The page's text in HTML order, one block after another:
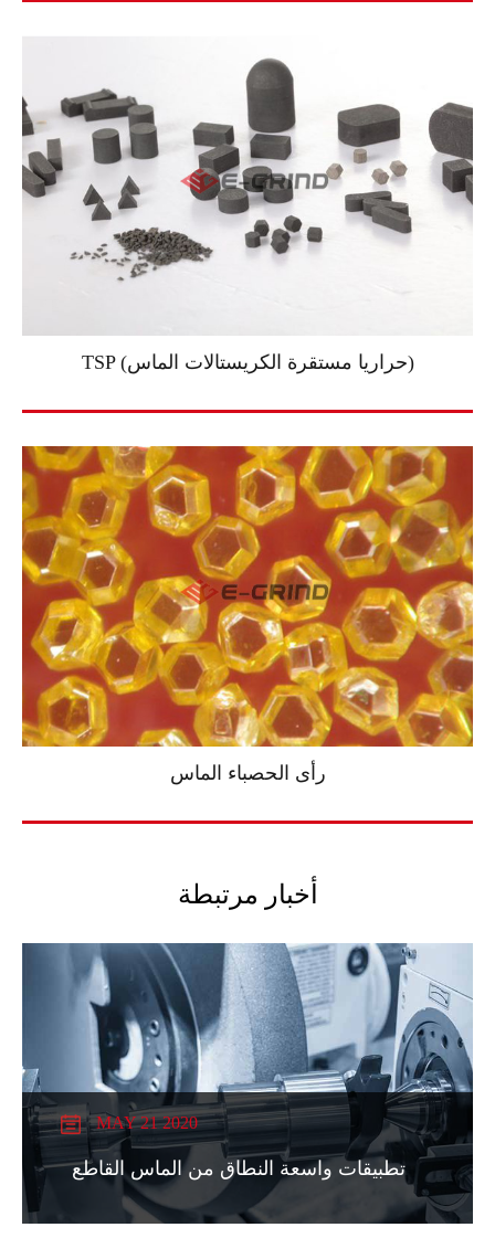
TSP (حراريا مستقرة الكريستالات الماس)
رأى الحصباء الماس
أخبار مرتبطة
MAY 21 2020
تطبيقات واسعة النطاق من الماس القاطع